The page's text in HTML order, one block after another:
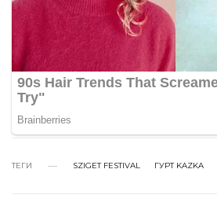
ТЕГИ SZIGET FESTIVAL ГУРТ KAZKA